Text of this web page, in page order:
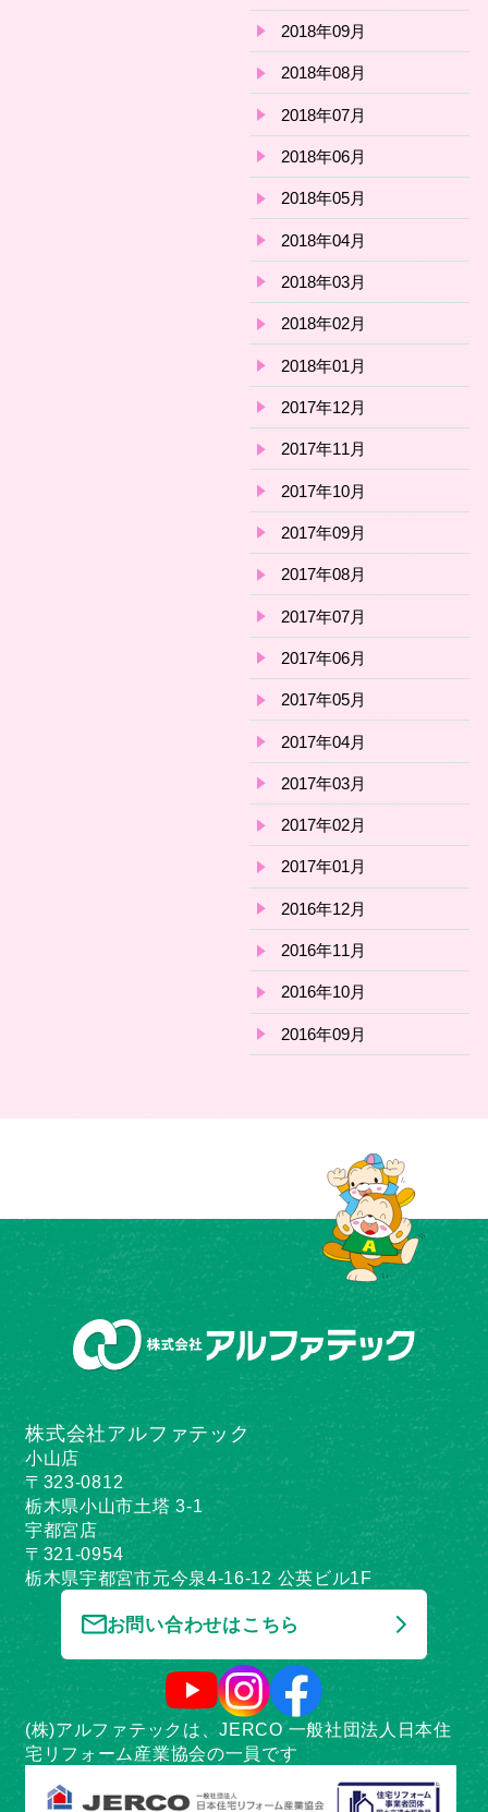
2018年09月
2018年08月
2018年07月
2018年06月
2018年05月
2018年04月
2018年03月
2018年02月
2018年01月
2017年12月
2017年11月
2017年10月
2017年09月
2017年08月
2017年07月
2017年06月
2017年05月
2017年04月
2017年03月
2017年02月
2017年01月
2016年12月
2016年11月
2016年10月
2016年09月
株式会社アルファテック
小山店
〒323-0812
栃木県小山市土塔 3-1
宇都宮店
〒321-0954
栃木県宇都宮市元今泉4-16-12 公英ビル1F
お問い合わせはこちら
(株)アルファテックは、JERCO 一般社団法人日本住
宅リフォーム産業協会の一員です